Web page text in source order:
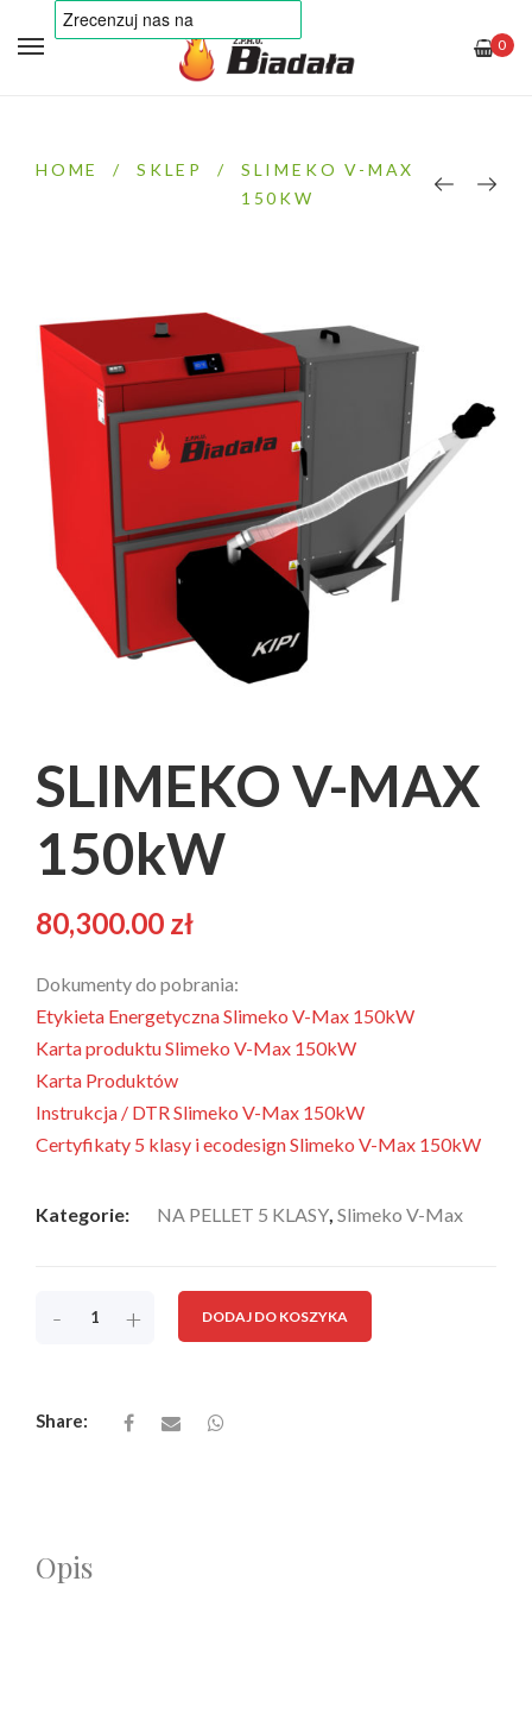
0
HOME / SKLEP /
SLIMEKO V-MAX
150KW
SLIMEKO V-MAX
150kW
80,300.00 zł
Dokumenty do pobrania:
Etykieta Energetyczna Slimeko V-Max 150kW
Karta produktu Slimeko V-Max 150kW
Karta Produktów
Instrukcja / DTR Slimeko V-Max 150kW
Certyfikaty 5 klasy i ecodesign Slimeko V-Max 150kW
Kategorie: NA PELLET 5 KLASY, Slimeko V-Max
- + DODAJ DO KOSZYKA
Share:
Opis